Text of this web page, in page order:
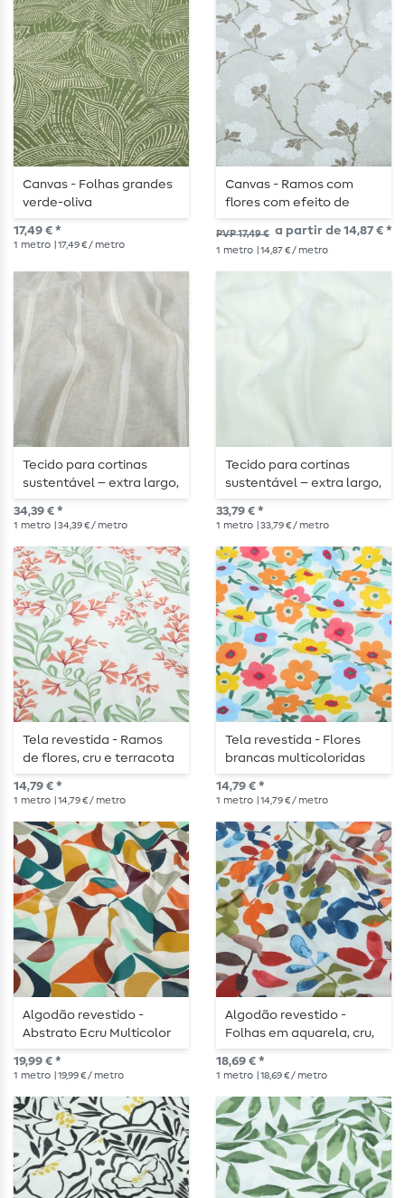
Canvas - Folhas grandes
verde-oliva
17,49 € *
1 metro | 17,49 € / metro
Canvas - Ramos com
flores com efeito de
linho, cor areia
PVP 17,49 € a partir de 14,87 € *
1 metro | 14,87 € / metro
Tecido para cortinas
sustentável – extra largo,
310 cm, tom natural com
riscas finas
34,39 € *
1 metro | 34,39 € / metro
Tecido para cortinas
sustentável – extra largo,
310 cm, riscas sobre
fundo ecru liso
33,79 € *
1 metro | 33,79 € / metro
Tela revestida - Ramos
de flores, cru e terracota
14,79 € *
1 metro | 14,79 € / metro
Tela revestida - Flores
brancas multicoloridas
14,79 € *
1 metro | 14,79 € / metro
Algodão revestido -
Abstrato Ecru Multicolor
19,99 € *
1 metro | 19,99 € / metro
Algodão revestido -
Folhas em aquarela, cru,
multicolorido
18,69 € *
1 metro | 18,69 € / metro